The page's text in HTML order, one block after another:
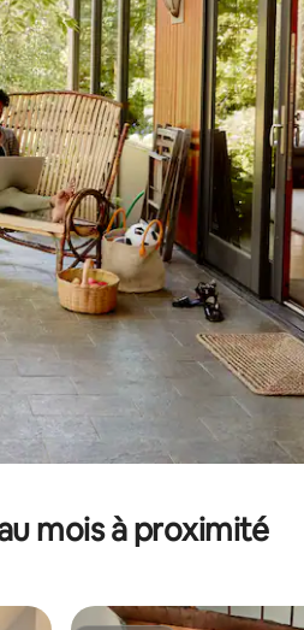
et vers le bas, ou en appuyant
mois à proximité